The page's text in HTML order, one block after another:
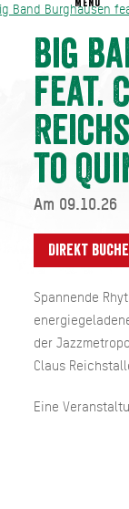
Band Burghausen
Big
feat.
to
Am 09.10.26
Direkt
Spannende
der
Claus
Eine
Big Band Burghausen
MENU